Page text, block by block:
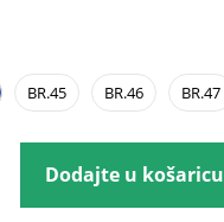
BR.45 BR.46 BR.47
Dodajte u košaricu